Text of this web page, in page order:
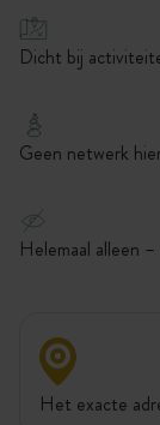
Dicht bij
Geen netwerk
Helemaal alleen
Het exacte